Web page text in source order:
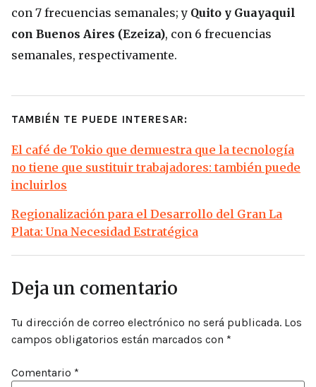
con 7 frecuencias semanales; y Quito y Guayaquil
con Buenos Aires (Ezeiza), con 6 frecuencias
semanales, respectivamente.
TAMBIÉN TE PUEDE INTERESAR:
El café de Tokio que demuestra que la tecnología
no tiene que sustituir trabajadores: también puede
incluirlos
Regionalización para el Desarrollo del Gran La
Plata: Una Necesidad Estratégica
Deja un comentario
Tu dirección de correo electrónico no será publicada. Los
campos obligatorios están marcados con *
Comentario *